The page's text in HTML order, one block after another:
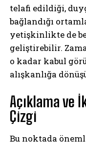
telafi edildiği,
bağlandığı
yetişkinlikte de
geliştirebilir.
o kadar kabul
alışkanlığa
Açıklama ve
Çizgi
Bu noktada